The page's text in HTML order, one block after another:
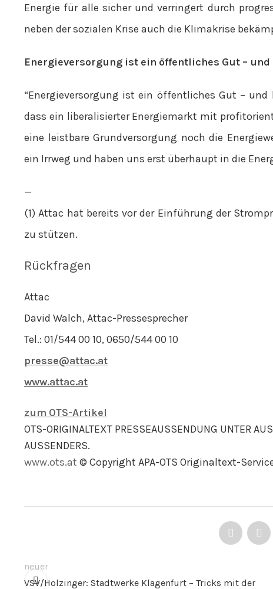
Energie für alle sicher und verringert durch
neben der sozialen Krise auch die Klimakrise
Energieversorgung ist ein öffentliches Gut –
“Energieversorgung ist ein öffentliches Gut –
dass ein liberalisierter Energiemarkt mit
eine leistbare Grundversorgung noch die
ein Irrweg und haben uns erst überhaupt in die
—
(1) Attac hat bereits vor der Einführung der
zu stützen.
Rückfragen
Attac
David Walch, Attac-Pressesprecher
Tel.: 01/544 00 10, 0650/544 00 10
presse@attac.at
www.attac.at
zum OTS-Artikel
OTS-ORIGINALTEXT PRESSEAUSSENDUNG UNTER
AUSSENDERS.
www.ots.at © Copyright APA-OTS Originaltext-
neuer
VSV/Holzinger: Stadtwerke Klagenfurt – Tricks mit der